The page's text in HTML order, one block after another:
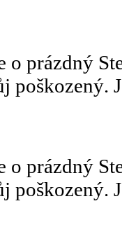
o prázdný
poškozený.
o prázdný
poškozený.